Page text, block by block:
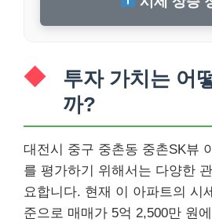
투자 가치는 어
까?
대전시 중구 중촌동 중촌SK뷰
를 평가하기 위해서는 다양한
요합니다. 현재 이 아파트의 시
준으로 매매가 5억 2,500만 원